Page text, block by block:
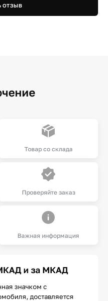
отзыв
Товар со склада
Проверяйте заказ
Важная информация
и за МКАД
значком с
доставляется